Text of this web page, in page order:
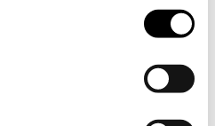
klikken, ga je akkoord met het
kunt je toestemming op elk
door middel van de